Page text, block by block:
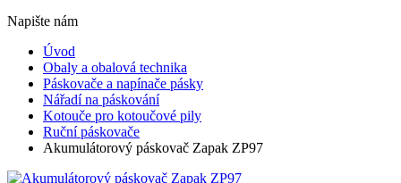
Napište nám
Úvod
Obaly a obalová technika
Páskovače a napínače pásky
Nářadí na páskování
Kotouče pro kotoučové pily
Ruční páskovače
Akumulátorový páskovač Zapak ZP97